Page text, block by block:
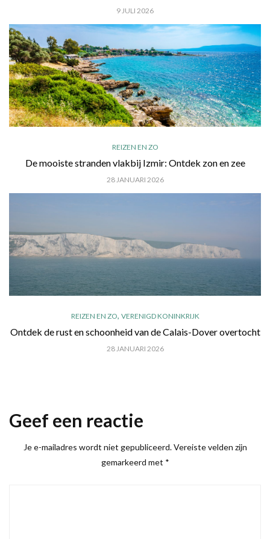
9 JULI 2026
REIZEN EN ZO
De mooiste stranden vlakbij Izmir: Ontdek zon en zee
28 JANUARI 2026
REIZEN EN ZO, VERENIGD KONINKRIJK
Ontdek de rust en schoonheid van de Calais-Dover overtocht
28 JANUARI 2026
Geef een reactie
Je e-mailadres wordt niet gepubliceerd. Vereiste velden zijn
gemarkeerd met *